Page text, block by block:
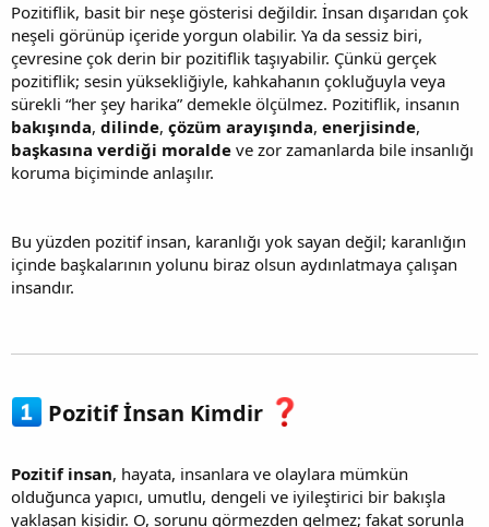
Pozitiflik, basit bir neşe gösterisi değildir. İnsan dışarıdan çok
neşeli görünüp içeride yorgun olabilir. Ya da sessiz biri,
çevresine çok derin bir pozitiflik taşıyabilir. Çünkü gerçek
pozitiflik; sesin yüksekliğiyle, kahkahanın çokluğuyla veya
sürekli “her şey harika” demekle ölçülmez. Pozitiflik, insanın
bakışında, dilinde, çözüm arayışında, enerjisinde,
başkasına verdiği moralde ve zor zamanlarda bile insanlığı
koruma biçiminde anlaşılır.
Bu yüzden pozitif insan, karanlığı yok sayan değil; karanlığın
içinde başkalarının yolunu biraz olsun aydınlatmaya çalışan
insandır.
Pozitif İnsan Kimdir
Pozitif insan, hayata, insanlara ve olaylara mümkün
olduğunca yapıcı, umutlu, dengeli ve iyileştirici bir bakışla
yaklaşan kişidir. O, sorunu görmezden gelmez; fakat sorunla